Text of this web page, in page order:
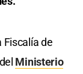
Fiscalía de
Ministerio